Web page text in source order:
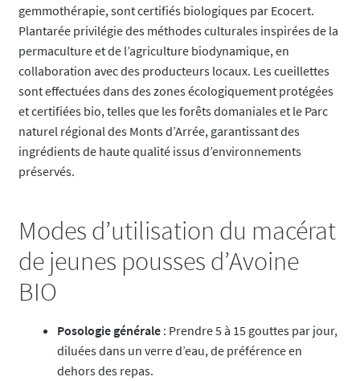
gemmothérapie, sont certifiés biologiques par Ecocert.
Plantarée privilégie des méthodes culturales inspirées de la
permaculture et de l’agriculture biodynamique, en
collaboration avec des producteurs locaux. Les cueillettes
sont effectuées dans des zones écologiquement protégées
et certifiées bio, telles que les forêts domaniales et le Parc
naturel régional des Monts d’Arrée, garantissant des
ingrédients de haute qualité issus d’environnements
préservés.
Modes d’utilisation du macérat
de jeunes pousses d’Avoine
BIO
Posologie générale: Prendre 5 à 15 gouttes par jour,
diluées dans un verre d’eau, de préférence en
dehors des repas.